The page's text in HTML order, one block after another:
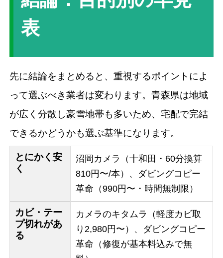
表
先に結論をまとめると、重視するポイントによ
って選ぶべき業者は変わります。青森県は地域
が広く分散し豪雪地帯も多いため、宅配で完結
できるかどうかも選ぶ基準になります。
とにかく安
く
沼岡カメラ（十和田・60分換算
810円〜/本）、ダビングコピー
革命（990円〜・時間無制限）
カビ・テー
プ切れがあ
る
カメラのキタムラ（軽度カビ取
り2,980円〜）、ダビングコピー
革命（修復が基本料込みで無